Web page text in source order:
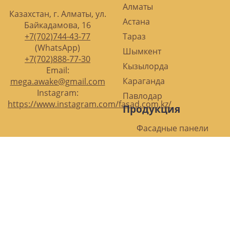
Казахстан, г. Алматы, ул.
Байкадамова, 16
+7(702)744-43-77
(WhatsApp)
+7(702)888-77-30
Email:
mega.awake@gmail.com
Instagram:
https://www.instagram.com/fasad.com.kz/
Алматы
Астана
Тараз
Шымкент
Кызылорда
Караганда
Павлодар
Продукция
Фасадные панели